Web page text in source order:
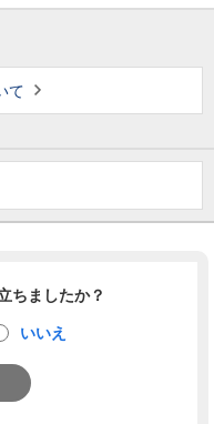
て
ちましたか？
いいえ